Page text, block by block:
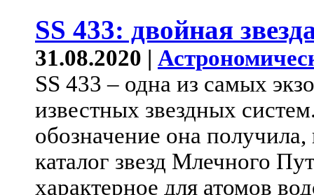
SS 433: двойная
31.08.2020 |
SS 433 – одна из самых
известных звездных
обозначение она
каталог звезд Млечного
характерное для атомов